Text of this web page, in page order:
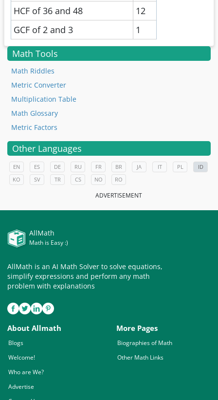
HCF of 36 and 48
12
GCF of 2 and 3
1
Math Tools
Math Riddles
Metric Converter
Multiplication Table
Math Glossary
Metric Factors
Other Languages
EN ES DE RU FR BR JA IT PL
ID
KO
SV TR CS NO RO
ADVERTISEMENT
AllMath
Math is Easy :)
AllMath is an AI Math Solver to solve equations,
simplify expressions and perform any math
problem with explanations
About Allmath
Blogs
Welcome!
Who are We?
Advertise
More Pages
Biographies of Math
Other Math Links